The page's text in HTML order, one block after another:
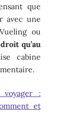
que
avec une
ou
qu’au
cabine
voyager :
et